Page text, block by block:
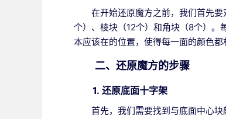
在开始还原魔方之前，我们首先
个）、棱块（12个）和角块（8个）。
本应该在的位置，使得每一面的颜色都
二、还原魔方的步骤
1. 还原底面十字架
首先，我们需要找到与底面中心